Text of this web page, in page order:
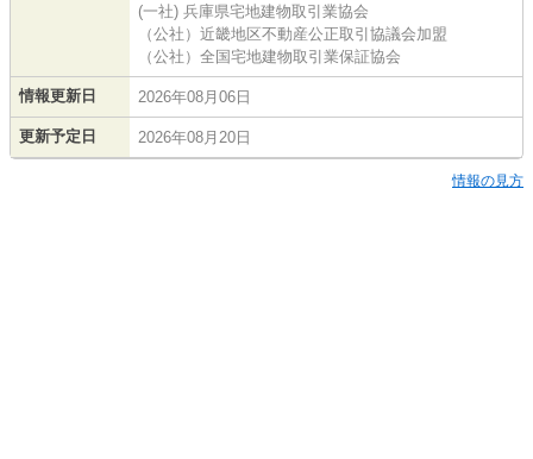
(一社) 兵庫県宅地建物取引業協会
（公社）近畿地区不動産公正取引協議会加盟
（公社）全国宅地建物取引業保証協会
情報更新日 2026年08月06日
更新予定日 2026年08月20日
情報の見方